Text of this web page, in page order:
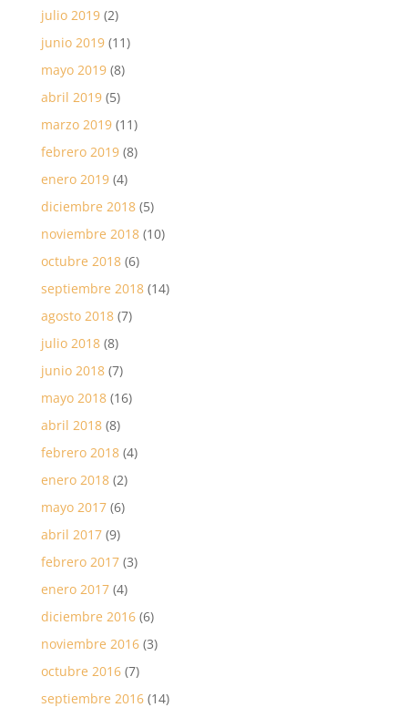
julio 2019(2)
junio 2019(11)
mayo 2019(8)
abril 2019(5)
marzo 2019(11)
febrero 2019(8)
enero 2019(4)
diciembre 2018(5)
noviembre 2018(10)
octubre 2018(6)
septiembre 2018(14)
agosto 2018(7)
julio 2018(8)
junio 2018(7)
mayo 2018(16)
abril 2018(8)
febrero 2018(4)
enero 2018(2)
mayo 2017(6)
abril 2017(9)
febrero 2017(3)
enero 2017(4)
diciembre 2016(6)
noviembre 2016(3)
octubre 2016(7)
septiembre 2016(14)